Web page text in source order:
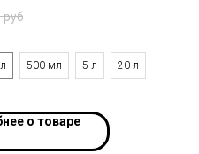
руб
500 мл 5 л 20 л
о товаре